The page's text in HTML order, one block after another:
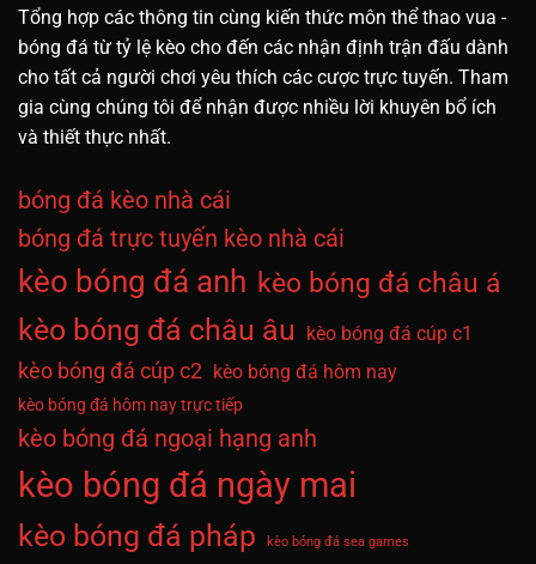
Tổng hợp các thông tin cùng kiến thức môn thể thao vua -
bóng đá từ tỷ lệ kèo cho đến các nhận định trận đấu dành
cho tất cả người chơi yêu thích các cược trực tuyến. Tham
gia cùng chúng tôi để nhận được nhiều lời khuyên bổ ích
và thiết thực nhất.
bóng đá kèo nhà cái
bóng đá trực tuyến kèo nhà cái
kèo bóng đá anh kèo bóng đá châu á
kèo bóng đá châu âu kèo bóng đá cúp c1
kèo bóng đá cúp c2 kèo bóng đá hôm nay
kèo bóng đá hôm nay trực tiếp
kèo bóng đá ngoại hạng anh
kèo bóng đá ngày mai
kèo bóng đá pháp kèo bóng đá sea games